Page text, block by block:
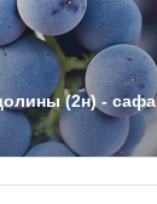
(2н) -